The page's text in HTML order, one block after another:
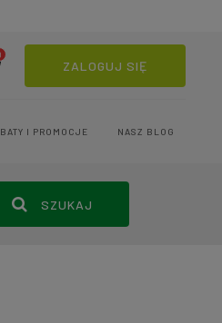
ZALOGUJ SIĘ
I PROMOCJE NASZ BLOG
SZUKAJ